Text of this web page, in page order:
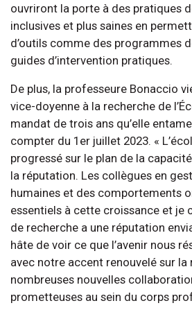
ouvriront la porte à des pratiques
inclusives et plus saines en
d’outils comme des programmes
guides d’intervention pratiques.
De plus, la professeure Bonaccio
vice-doyenne à la recherche de
mandat de trois ans qu’elle
compter du 1er juillet 2023. «
progressé sur le plan de la
la réputation. Les collègues en
humaines et des comportements
essentiels à cette croissance et je
de recherche a une réputation
hâte de voir ce que l’avenir nous
avec notre accent renouvelé sur la
nombreuses nouvelles
prometteuses au sein du corps